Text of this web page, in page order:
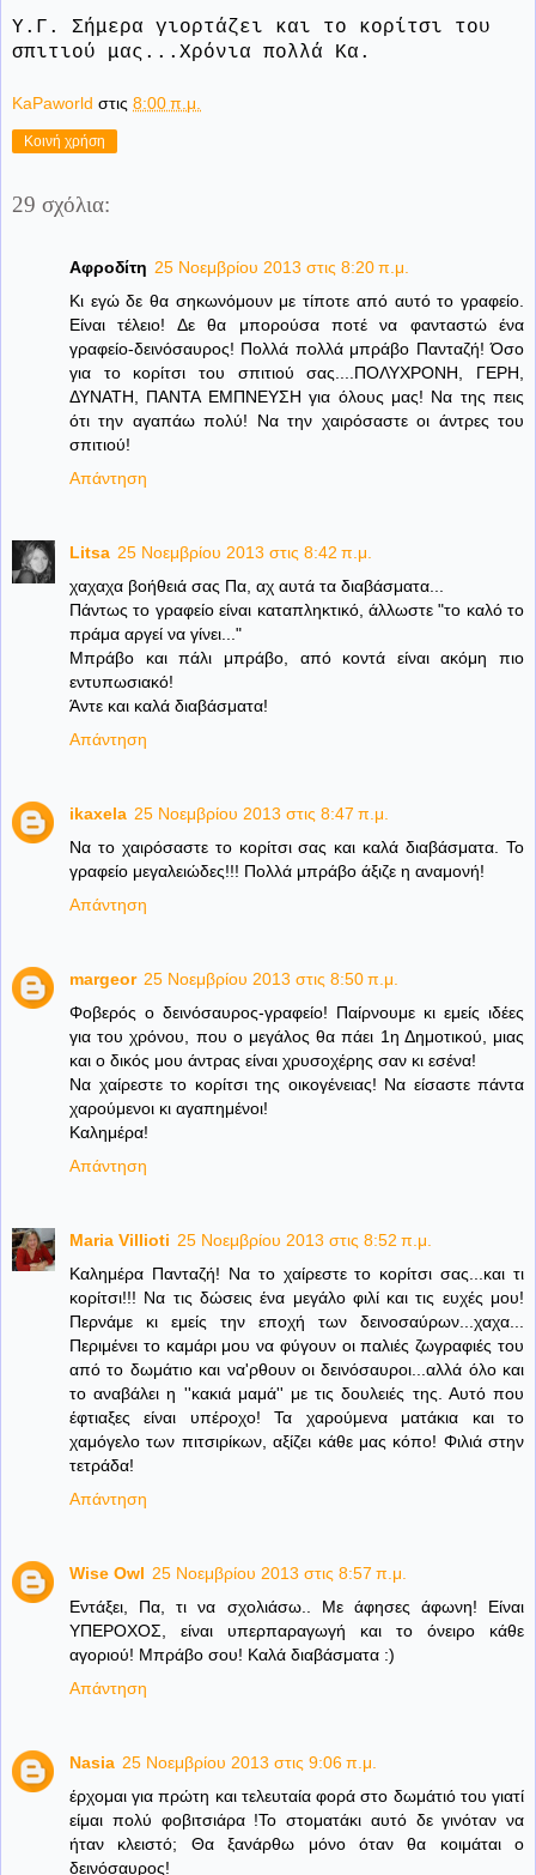
Υ.Γ. Σήμερα γιορτάζει και το κορίτσι του
σπιτιού μας...Χρόνια πολλά Κα.
KaPaworld στις 8:00 π.μ.
Κοινή χρήση
29 σχόλια:
Αφροδίτη 25 Νοεμβρίου 2013 στις 8:20 π.μ.
Κι εγώ δε θα σηκωνόμουν με τίποτε από αυτό το γραφείο.
Είναι τέλειο! Δε θα μπορούσα ποτέ να φανταστώ ένα
γραφείο-δεινόσαυρος! Πολλά πολλά μπράβο Πανταζή! Όσο
για το κορίτσι του σπιτιού σας....ΠΟΛΥΧΡΟΝΗ, ΓΕΡΗ,
ΔΥΝΑΤΗ, ΠΑΝΤΑ ΕΜΠΝΕΥΣΗ για όλους μας! Να της πεις
ότι την αγαπάω πολύ! Να την χαιρόσαστε οι άντρες του
σπιτιού!
Απάντηση
Litsa 25 Νοεμβρίου 2013 στις 8:42 π.μ.
χαχαχα βοήθειά σας Πα, αχ αυτά τα διαβάσματα...
Πάντως το γραφείο είναι καταπληκτικό, άλλωστε "το καλό το
πράμα αργεί να γίνει..."
Μπράβο και πάλι μπράβο, από κοντά είναι ακόμη πιο
εντυπωσιακό!
Άντε και καλά διαβάσματα!
Απάντηση
ikaxela 25 Νοεμβρίου 2013 στις 8:47 π.μ.
Να το χαιρόσαστε το κορίτσι σας και καλά διαβάσματα. Το
γραφείο μεγαλειώδες!!! Πολλά μπράβο άξιζε η αναμονή!
Απάντηση
margeor 25 Νοεμβρίου 2013 στις 8:50 π.μ.
Φοβερός ο δεινόσαυρος-γραφείο! Παίρνουμε κι εμείς ιδέες
για του χρόνου, που ο μεγάλος θα πάει 1η Δημοτικού, μιας
και ο δικός μου άντρας είναι χρυσοχέρης σαν κι εσένα!
Να χαίρεστε το κορίτσι της οικογένειας! Να είσαστε πάντα
χαρούμενοι κι αγαπημένοι!
Καλημέρα!
Απάντηση
Maria Villioti 25 Νοεμβρίου 2013 στις 8:52 π.μ.
Καλημέρα Πανταζή! Να το χαίρεστε το κορίτσι σας...και τι
κορίτσι!!! Να τις δώσεις ένα μεγάλο φιλί και τις ευχές μου!
Περνάμε κι εμείς την εποχή των δεινοσαύρων...χαχα...
Περιμένει το καμάρι μου να φύγουν οι παλιές ζωγραφιές του
από το δωμάτιο και να'ρθουν οι δεινόσαυροι...αλλά όλο και
το αναβάλει η ''κακιά μαμά'' με τις δουλειές της. Αυτό που
έφτιαξες είναι υπέροχο! Τα χαρούμενα ματάκια και το
χαμόγελο των πιτσιρίκων, αξίζει κάθε μας κόπο! Φιλιά στην
τετράδα!
Απάντηση
Wise Owl 25 Νοεμβρίου 2013 στις 8:57 π.μ.
Εντάξει, Πα, τι να σχολιάσω.. Με άφησες άφωνη! Είναι
ΥΠΕΡΟΧΟΣ, είναι υπερπαραγωγή και το όνειρο κάθε
αγοριού! Μπράβο σου! Καλά διαβάσματα :)
Απάντηση
Nasia 25 Νοεμβρίου 2013 στις 9:06 π.μ.
έρχομαι για πρώτη και τελευταία φορά στο δωμάτιό του γιατί
είμαι πολύ φοβιτσιάρα !Το στοματάκι αυτό δε γινόταν να
ήταν κλειστό; Θα ξανάρθω μόνο όταν θα κοιμάται ο
δεινόσαυρος!